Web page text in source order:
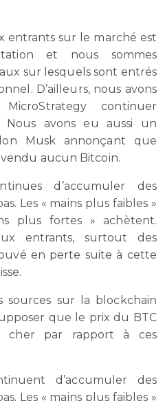
entrants sur le marché est
et nous sommes
sur lesquels sont entrés
D’ailleurs, nous avons
continuer
Nous avons eu aussi un
Musk annonçant que
vendu aucun Bitcoin.
d’accumuler des
Les « mains plus faibles »
plus fortes » achètent.
entrants, surtout des
en perte suite à cette
sources sur la blockchain
que le prix du BTC
cher par rapport à ces
d’accumuler des
Les « mains plus faibles »